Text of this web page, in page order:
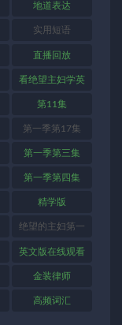
地道表达
实用短语
直播回放
看绝望主妇学英
语
第11集
第一季第17集
第一季第三集
第一季第四集
精学版
绝望的主妇第一
季
英文版在线观看
金装律师
高频词汇